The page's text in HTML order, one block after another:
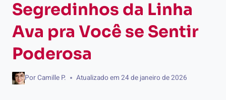
Segredinhos da Linha
Ava pra Você se Sentir
Poderosa
PorCamille P. Atualizado em 24 de janeiro de 2026